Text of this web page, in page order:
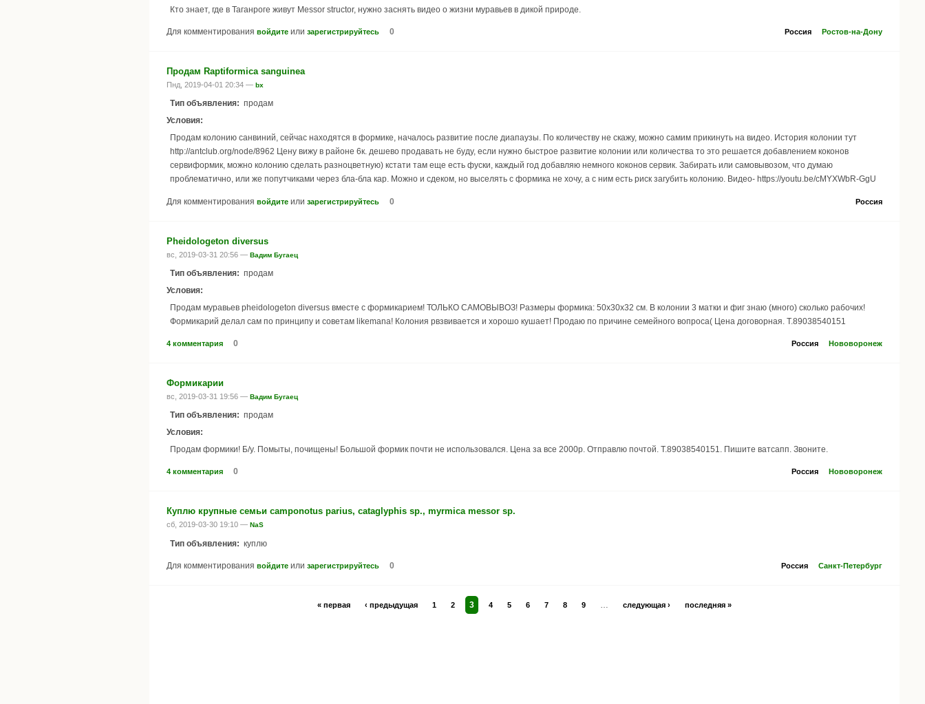
Кто знает, где в Таганроге живут Messor structor, нужно заснять видео о жизни муравьев в дикой природе.
Россия Ростов-на-Дону
Для комментирования войдите или зарегистрируйтесь 0
Продам Raptiformica sanguinea
Пнд, 2019-04-01 20:34 — bx
Тип объявления: продам
Условия:
Продам колонию санвиний, сейчас находятся в формике, началось развитие после диапаузы. По количеству не скажу, можно самим прикинуть на видео. История колонии тут
http://antclub.org/node/8962 Цену вижу в районе 6к. дешево продавать не буду, если нужно быстрое развитие колонии или количества то это решается добавлением коконов
сервиформик, можно колонию сделать разноцветную) кстати там еще есть фуски, каждый год добавляю немного коконов сервик. Забирать или самовывозом, что думаю
проблематично, или же попутчиками через бла-бла кар. Можно и сдеком, но выселять с формика не хочу, а с ним есть риск загубить колонию. Видео- https://youtu.be/cMYXWbR-GgU
Россия
Для комментирования войдите или зарегистрируйтесь 0
Pheidologeton diversus
вс, 2019-03-31 20:56 — Вадим Бугаец
Тип объявления: продам
Условия:
Продам муравьев pheidologeton diversus вместе с формикарием! ТОЛЬКО САМОВЫВОЗ! Размеры формика: 50х30х32 см. В колонии 3 матки и фиг знаю (много) сколько рабочих!
Формикарий делал сам по принципу и советам likemana! Колония рвзвивается и хорошо кушает! Продаю по причине семейного вопроса( Цена договорная. Т.89038540151
Россия Нововоронеж
4 комментария 0
Формикарии
вс, 2019-03-31 19:56 — Вадим Бугаец
Тип объявления: продам
Условия:
Продам формики! Б/у. Помыты, почищены! Большой формик почти не использовался. Цена за все 2000р. Отправлю почтой. Т.89038540151. Пишите ватсапп. Звоните.
Россия Нововоронеж
4 комментария 0
Куплю крупные семьи camponotus parius, cataglyphis sp., myrmica messor sp.
сб, 2019-03-30 19:10 — NaS
Тип объявления: куплю
Россия Санкт-Петербург
Для комментирования войдите или зарегистрируйтесь 0
« первая ‹ предыдущая 1 2 3 4 5 6 7 8 9 следующая › последняя »